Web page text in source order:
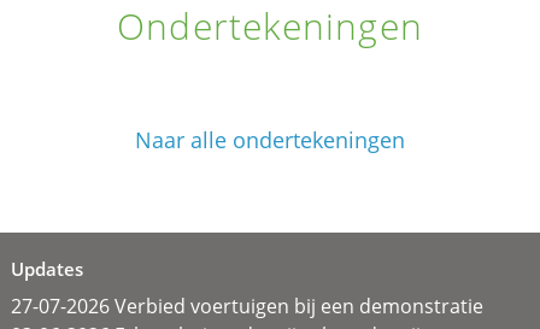
Ondertekeningen
Naar alle ondertekeningen
Updates
27-07-2026 Verbied voertuigen bij een demonstratie